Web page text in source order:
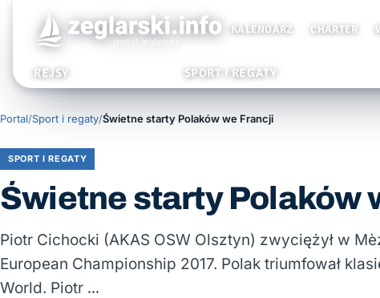
KALENDARZ CHARTER
REJSY SPORT I REGATY
Portal/Sport i regaty/Świetne starty Polaków we Francji
SPORT I REGATY
Świetne starty Polaków
Piotr Cichocki (AKAS OSW Olsztyn) zwyciężył w
European Championship 2017. Polak triumfował
World. Piotr …